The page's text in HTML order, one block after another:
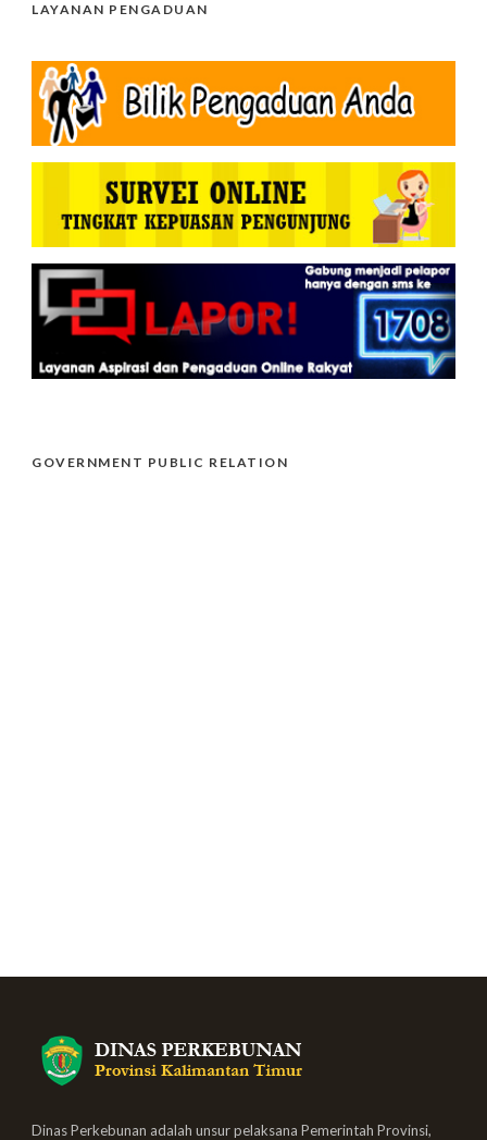
LAYANAN PENGADUAN
GOVERNMENT PUBLIC RELATION
Dinas Perkebunan adalah unsur pelaksana Pemerintah Provinsi,